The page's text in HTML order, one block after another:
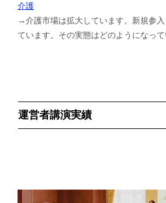
介護
→介護市場は拡大しています。新規参入
ています。その実態はどのようになっ
運営者講演実績